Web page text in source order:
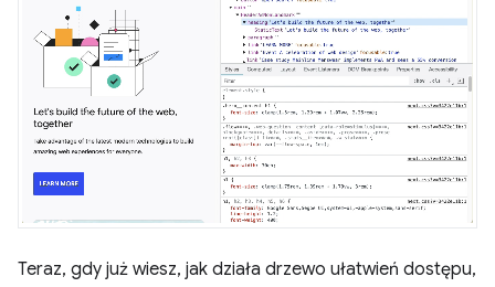
Teraz, gdy już wiesz, jak działa drzewo ułatwień dostępu,